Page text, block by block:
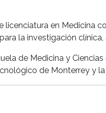
licenciatura en
la investigación
de Medicina y
de Monterrey y